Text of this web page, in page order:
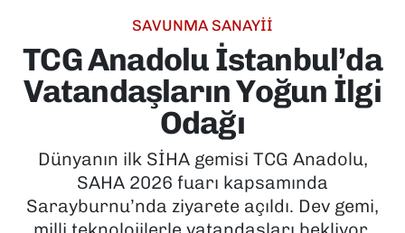
SAVUNMA SANAYİİ
TCG Anadolu İstanbul’da
Vatandaşların Yoğun İlgi
Odağı
Dünyanın ilk SİHA gemisi TCG Anadolu,
SAHA 2026 fuarı kapsamında
Sarayburnu’nda ziyarete açıldı. Dev gemi,
EKONOMİ
KÜLTÜR SANAT
MAGAZİN
POLİTİKA
Süper Lig Puan Durumu ve Fikstür
Tüm Manşetler
Son Dakika Haberleri
Haber Arşivi